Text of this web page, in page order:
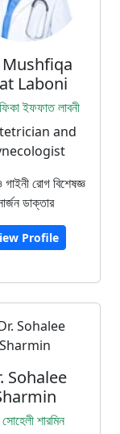
Mushfiqa
Laboni
ইফফাত লাবনী
and
রোগ বিশেষজ্ঞ
ডাক্তার
Profile
Sohalee
সোহেলী শারমিন